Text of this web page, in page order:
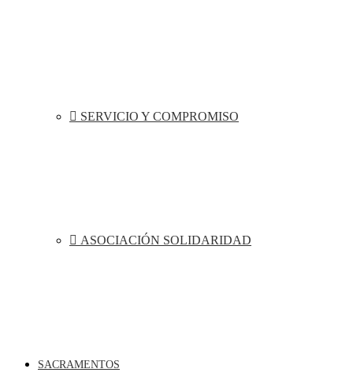
SERVICIO Y COMPROMISO
ASOCIACIÓN SOLIDARIDAD
SACRAMENTOS